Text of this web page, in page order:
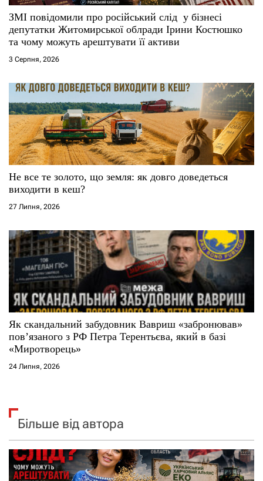
і
в
ЗМІ повідомили про російський слід у бізнесі
депутатки Житомирської облради Ірини Костюшко
та чому можуть арештувати її активи
3 Серпня, 2026
Не все те золото, що земля: як довго доведеться
виходити в кеш?
27 Липня, 2026
Як скандальний забудовник Вавриш «забронював»
повʼязаного з РФ Петра Терентьєва, який в базі
«Миротворець»
24 Липня, 2026
Більше від автора